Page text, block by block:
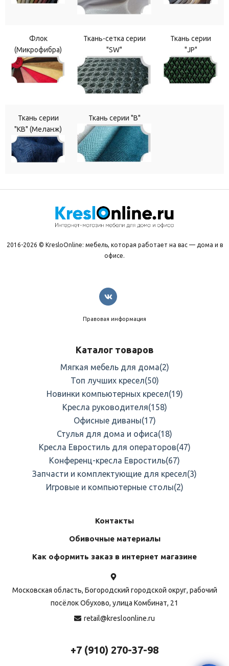
Флок
(Микрофибра)
Ткань-сетка серии
"SW"
Ткань серии
"JP"
Ткань серии
"КВ" (Меланж)
Ткань серии "В"
2016-2026 © KresloOnline: мебель, которая работает на вас — дома и в
офисе.
Правовая информация
Каталог товаров
Мягкая мебель для дома(2)
Топ лучших кресел(50)
Новинки компьютерных кресел(19)
Кресла руководителя(158)
Офисные диваны(17)
Стулья для дома и офиса(18)
Кресла Евростиль для операторов(47)
Конференц-кресла Евростиль(67)
Запчасти и комплектующие для кресел(3)
Игровые и компьютерные столы(2)
Контакты
Обивочные материалы
Как оформить заказ в интернет магазине
Московская область, Богородский городской округ, рабочий
посёлок Обухово, улица Комбинат, 21
retail@kresloonline.ru
+7 (910) 270-37-98